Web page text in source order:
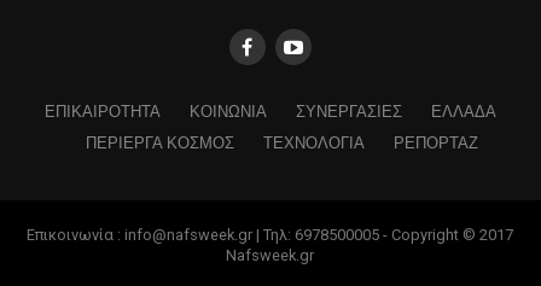
ΕΠΙΚΑΙΡΟΤΗΤΑ ΚΟΙΝΩΝΙΑ ΣΥΝΕΡΓΑΣΙΕΣ
ΕΛΛΑΔΑ
ΠΕΡΙΕΡΓΑ ΚΟΣΜΟΣ
ΤΕΧΝΟΛΟΓΙΑ ΡΕΠΟΡΤΑΖ
Επικοινωνία : info@nafsweek.gr | Τηλ: 6978500005 - Copyright © 2017
Nafsweek.gr